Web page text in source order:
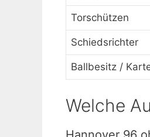
Torschützen
Schiedsrichter
Ballbesitz /
Welche